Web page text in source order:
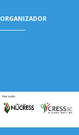
ORGANIZADOR